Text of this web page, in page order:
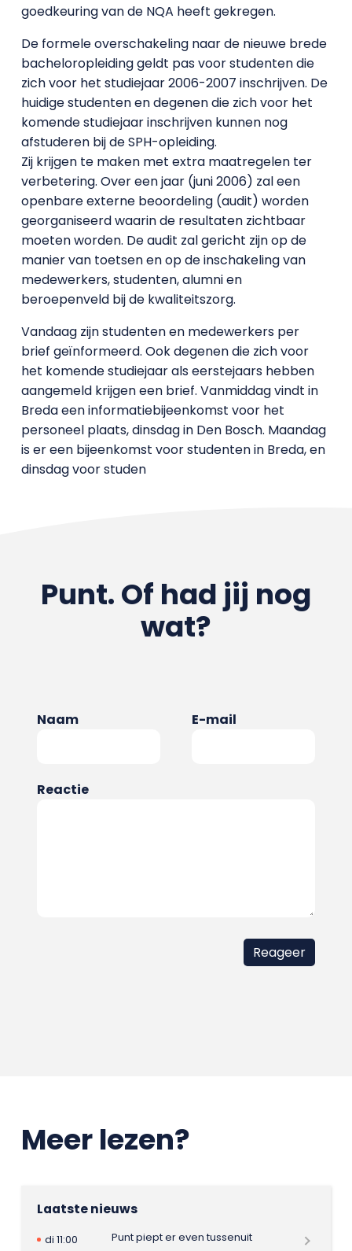
goedkeuring van de NQA heeft gekregen.
De formele overschakeling naar de nieuwe brede
bacheloropleiding geldt pas voor studenten die
zich voor het studiejaar 2006-2007 inschrijven. De
huidige studenten en degenen die zich voor het
komende studiejaar inschrijven kunnen nog
afstuderen bij de SPH-opleiding.
Zij krijgen te maken met extra maatregelen ter
verbetering. Over een jaar (juni 2006) zal een
openbare externe beoordeling (audit) worden
georganiseerd waarin de resultaten zichtbaar
moeten worden. De audit zal gericht zijn op de
manier van toetsen en op de inschakeling van
medewerkers, studenten, alumni en
beroepenveld bij de kwaliteitszorg.
Vandaag zijn studenten en medewerkers per
brief geïnformeerd. Ook degenen die zich voor
het komende studiejaar als eerstejaars hebben
aangemeld krijgen een brief. Vanmiddag vindt in
Breda een informatiebijeenkomst voor het
personeel plaats, dinsdag in Den Bosch. Maandag
is er een bijeenkomst voor studenten in Breda, en
dinsdag voor studen
Punt. Of had jij nog
wat?
Naam E-mail
Reactie
Meer lezen?
Laatste nieuws
di 11:00
Punt piept er even tussenuit